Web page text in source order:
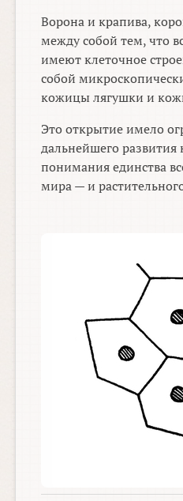
Ворона и крапива,
между собой тем, что
имеют клеточное
собой
кожицы лягушки и
Это открытие имело
дальнейшего развития
понимания единства
мира — и